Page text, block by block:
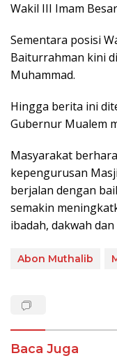
Wakil III Imam
Sementara posisi
Baiturrahman kini
Muhammad.
Hingga berita ini
Gubernur Mualem
Masyarakat
kepengurusan
berjalan dengan
semakin
ibadah, dakwah
Abon Muthalib
Baca Juga